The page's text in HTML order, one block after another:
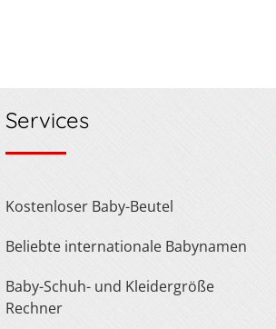
Services
Kostenloser Baby-Beutel
Beliebte internationale Babynamen
Baby-Schuh- und Kleidergröße
Rechner